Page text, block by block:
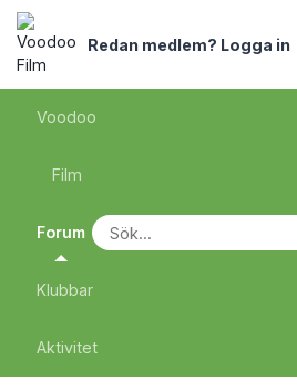
Redan medlem? Logga in
Voodoo
Film
Forum
Klubbar
Aktivitet